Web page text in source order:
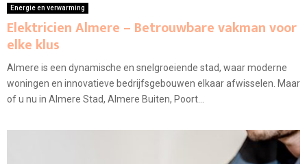
Energie en verwarming
Elektricien Almere – Betrouwbare vakman voor
elke klus
Almere is een dynamische en snelgroeiende stad, waar moderne
woningen en innovatieve bedrijfsgebouwen elkaar afwisselen. Maar
of u nu in Almere Stad, Almere Buiten, Poort...